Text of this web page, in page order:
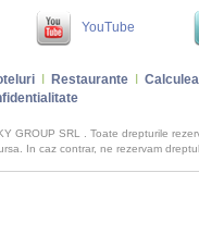
YouTube
I RestauranteI
GROUP SRL . Toate drepturile
In caz contrar, ne rezervam